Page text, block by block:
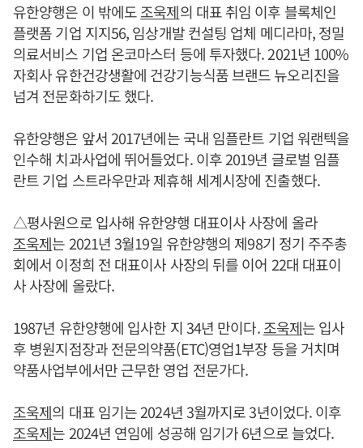
유한양행은 이 밖에도조욱제의 대표 취임 이후 블록체인
플랫폼 기업 지지56, 임상개발 컨설팅 업체 메디라마, 정밀
의료서비스 기업 온코마스터 등에 투자했다. 2021년 100%
자회사 유한건강생활에 건강기능식품 브랜드 뉴오리진을
넘겨 전문화하기도 했다.
유한양행은 앞서 2017년에는 국내 임플란트 기업 워랜텍을
인수해 치과사업에 뛰어들었다. 이후 2019년 글로벌 임플
란트 기업 스트라우만과 제휴해 세계시장에 진출했다.
△평사원으로 입사해 유한양행 대표이사 사장에 올라
조욱제는 2021년 3월19일 유한양행의 제98기 정기 주주총
회에서 이정희 전 대표이사 사장의 뒤를 이어 22대 대표이
사 사장에 올랐다.
1987년 유한양행에 입사한 지 34년 만이다.조욱제는 입사
후 병원지점장과 전문의약품(ETC)영업1부장 등을 거치며
약품사업부에서만 근무한 영업 전문가다.
조욱제의 대표 임기는 2024년 3월까지로 3년이었다. 이후
조욱제는 2024년 연임에 성공해 임기가 6년으로 늘었다.